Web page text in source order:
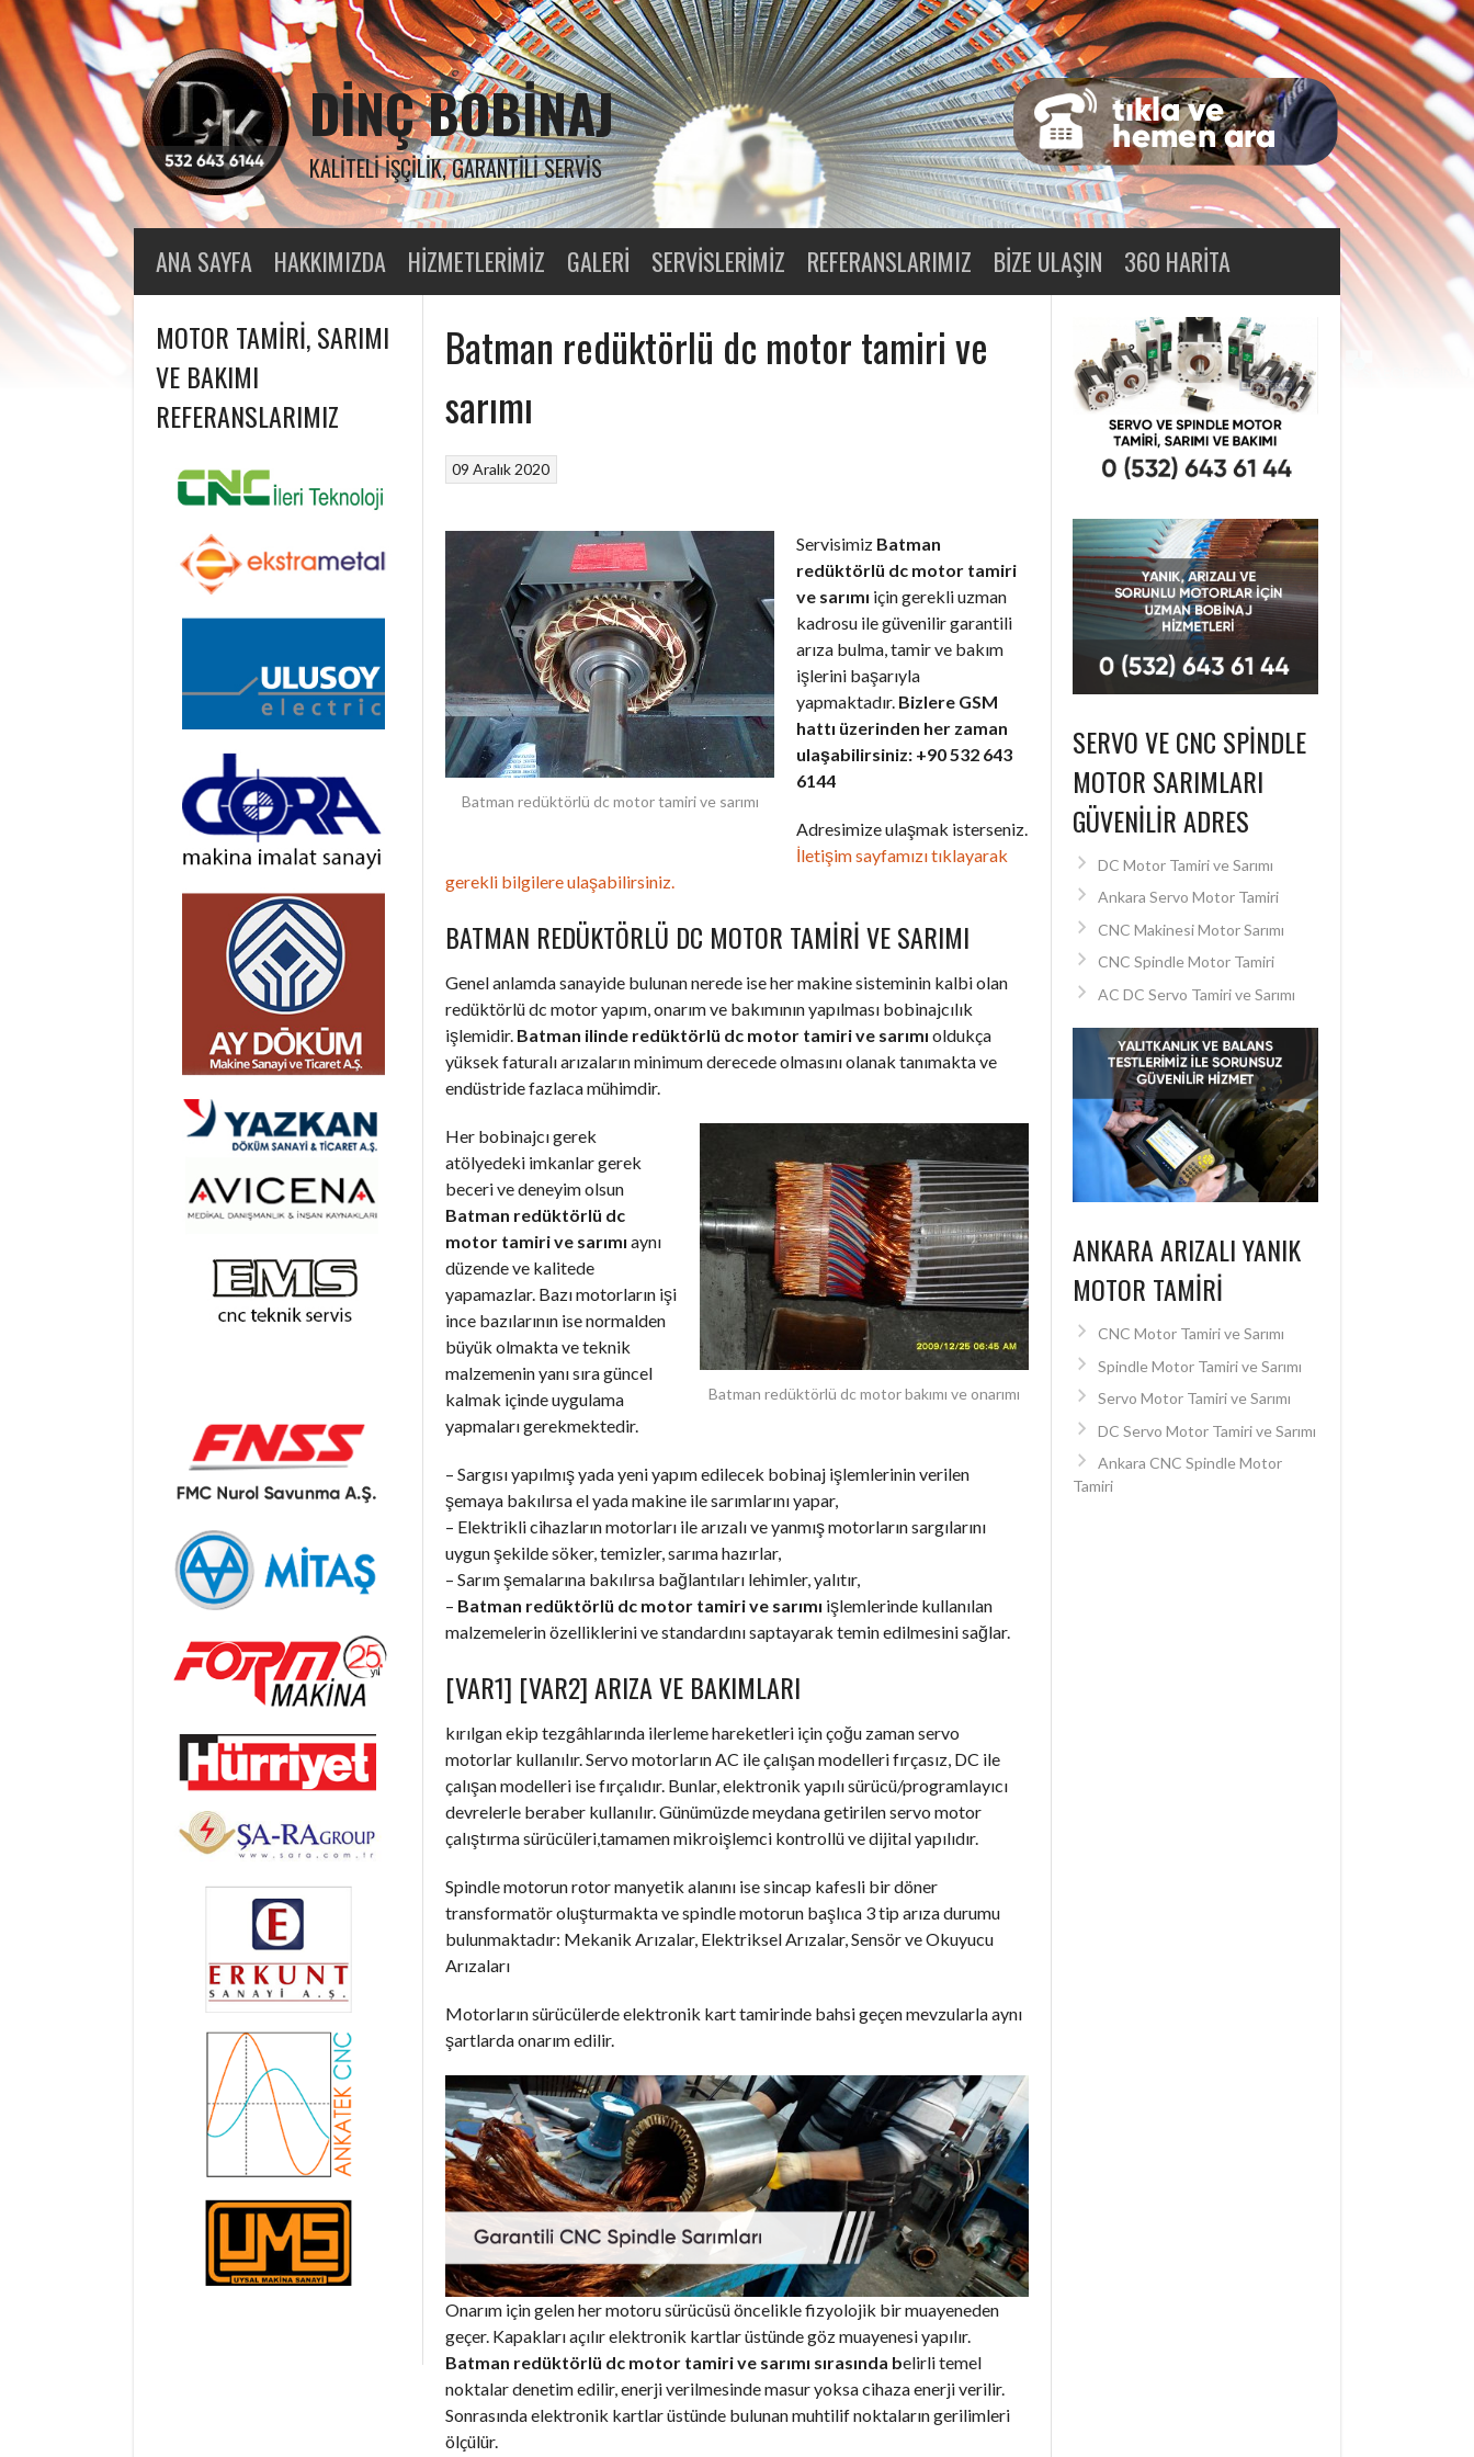
Skip
content
DINÇ BOBINAJ
KALITELI İŞÇILIK, GARANTILI SERVIS
ANA SAYFA HAKKIMIZDA HIZMETLERIMIZ GALERI SERVISLERIMIZ REFERANSLARIMIZ BIZE ULAŞIN 360 HARITA
Batman redüktörlü dc motor tamiri ve
sarımı
09 Aralık 2020
Batman redüktörlü dc motor tamiri ve sarımı
Servisimiz Batman
redüktörlü dc motor tamiri
ve sarımı için gerekli uzman
kadrosu ile güvenilir garantili
arıza bulma, tamir ve bakım
işlerini başarıyla
yapmaktadır. Bizlere GSM
hattı üzerinden her zaman
ulaşabilirsiniz: +90 532 643
6144
Adresimize ulaşmak isterseniz.
İletişim sayfamızı tıklayarak
gerekli bilgilere ulaşabilirsiniz.
BATMAN REDÜKTÖRLÜ DC MOTOR TAMIRI VE SARIMI
Genel anlamda sanayide bulunan nerede ise her makine sisteminin kalbi olan
redüktörlü dc motor yapım, onarım ve bakımının yapılması bobinajcılık
işlemidir. Batman ilinde redüktörlü dc motor tamiri ve sarımı oldukça
yüksek faturalı arızaların minimum derecede olmasını olanak tanımakta ve
endüstride fazlaca mühimdir.
Batman redüktörlü dc motor bakımı ve onarımı
Her bobinajcı gerek
atölyedeki imkanlar gerek
beceri ve deneyim olsun
Batman redüktörlü dc
motor tamiri ve sarımı aynı
düzende ve kalitede
yapamazlar. Bazı motorların işi
ince bazılarının ise normalden
büyük olmakta ve teknik
malzemenin yanı sıra güncel
kalmak içinde uygulama
yapmaları gerekmektedir.
– Sargısı yapılmış yada yeni yapım edilecek bobinaj işlemlerinin verilen
şemaya bakılırsa el yada makine ile sarımlarını yapar,
– Elektrikli cihazların motorları ile arızalı ve yanmış motorların sargılarını
uygun şekilde söker, temizler, sarıma hazırlar,
– Sarım şemalarına bakılırsa bağlantıları lehimler, yalıtır,
– Batman redüktörlü dc motor tamiri ve sarımı işlemlerinde kullanılan
malzemelerin özelliklerini ve standardını saptayarak temin edilmesini sağlar.
[VAR1] [VAR2] ARIZA VE BAKIMLARI
kırılgan ekip tezgâhlarında ilerleme hareketleri için çoğu zaman servo
motorlar kullanılır. Servo motorların AC ile çalışan modelleri fırçasız, DC ile
çalışan modelleri ise fırçalıdır. Bunlar, elektronik yapılı sürücü/programlayıcı
devrelerle beraber kullanılır. Günümüzde meydana getirilen servo motor
çalıştırma sürücüleri,tamamen mikroişlemci kontrollü ve dijital yapılıdır.
Spindle motorun rotor manyetik alanını ise sincap kafesli bir döner
transformatör oluşturmakta ve spindle motorun başlıca 3 tip arıza durumu
bulunmaktadır: Mekanik Arızalar, Elektriksel Arızalar, Sensör ve Okuyucu
Arızaları
Motorların sürücülerde elektronik kart tamirinde bahsi geçen mevzularla aynı
şartlarda onarım edilir.
Onarım için gelen her motoru sürücüsü öncelikle fizyolojik bir muayeneden
geçer. Kapakları açılır elektronik kartlar üstünde göz muayenesi yapılır.
Batman redüktörlü dc motor tamiri ve sarımı sırasında belirli temel
noktalar denetim edilir, enerji verilmesinde masur yoksa cihaza enerji verilir.
Sonrasında elektronik kartlar üstünde bulunan muhtilif noktaların gerilimleri
ölçülür.
MOTOR TAMIRI, SARIMI
VE BAKIMI
REFERANSLARIMIZ
SERVO VE CNC SPINDLE
MOTOR SARIMLARI
GÜVENILIR ADRES
DC Motor Tamiri ve Sarımı
Ankara Servo Motor Tamiri
CNC Makinesi Motor Sarımı
CNC Spindle Motor Tamiri
AC DC Servo Tamiri ve Sarımı
ANKARA ARIZALI YANIK
MOTOR TAMIRI
CNC Motor Tamiri ve Sarımı
Spindle Motor Tamiri ve Sarımı
Servo Motor Tamiri ve Sarımı
DC Servo Motor Tamiri ve Sarımı
Ankara CNC Spindle Motor
Tamiri